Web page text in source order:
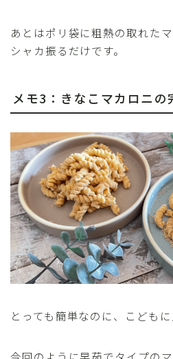
あとはポリ袋に粗熱の取れた
シャカ振るだけです。
メモ3：きなこマカロニの
とっても簡単なのに、こどもに